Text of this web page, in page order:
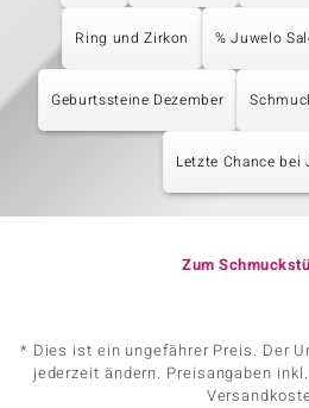
Ring und Zirkon % Juwelo
Geburtssteine Dezember
Letzte Chance bei
Zum
* Dies ist ein ungefährer Preis. Der
jederzeit ändern. Preisangaben